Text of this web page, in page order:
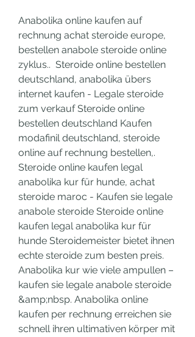
Anabolika online kaufen auf
rechnung achat steroide europe,
bestellen anabole steroide online
zyklus..  Steroide online bestellen
deutschland, anabolika übers
internet kaufen - Legale steroide
zum verkauf Steroide online
bestellen deutschland Kaufen
modafinil deutschland, steroide
online auf rechnung bestellen,.
Steroide online kaufen legal
anabolika kur für hunde, achat
steroide maroc - Kaufen sie legale
anabole steroide Steroide online
kaufen legal anabolika kur für
hunde Steroidemeister bietet ihnen
echte steroide zum besten preis.
Anabolika kur wie viele ampullen –
kaufen sie legale anabole steroide
&amp;nbsp. Anabolika online
kaufen per rechnung erreichen sie
schnell ihren ultimativen körper mit